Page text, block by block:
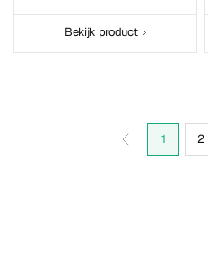
Bekijk product
1 2